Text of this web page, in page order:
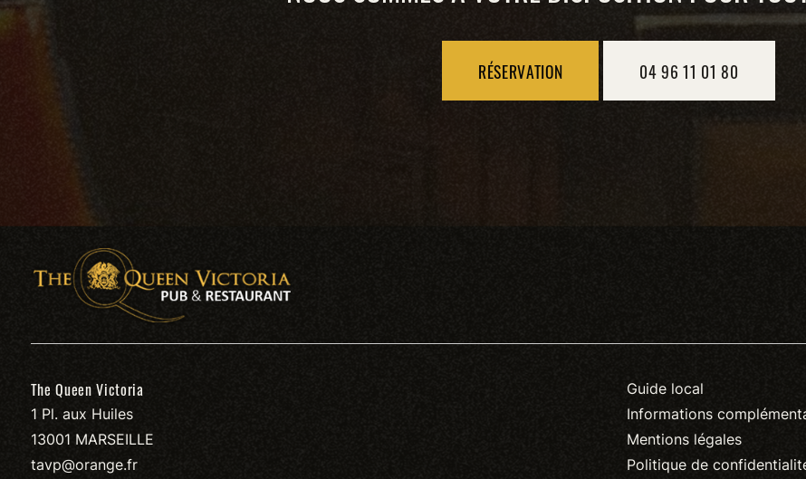
RÉSERVATION 04 96 11 01 80
The Queen Victoria
1 Pl. aux Huiles
13001 MARSEILLE
tavp@orange.fr
Guide local
Informations
Mentions légales
Politique de